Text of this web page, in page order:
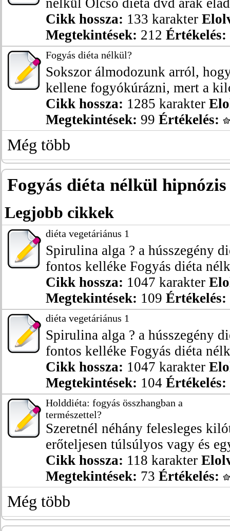
nélkül Olcsó diéta dvd árak
Cikk hossza: 133 karakter
Megtekintések: 212 Értékelés:
Fogyás diéta nélkül?
Sokszor álmodozunk arról,
kellene fogyókúrázni, mert a
Cikk hossza: 1285 karakter
Megtekintések: 99 Értékelés:
Még több
Fogyás diéta nélkül
Legjobb cikkek
diéta vegetáriánus 1
Spirulina alga ? a hússzegény
fontos kelléke Fogyás diéta
Cikk hossza: 1047 karakter
Megtekintések: 109 Értékelés:
diéta vegetáriánus 1
Spirulina alga ? a hússzegény
fontos kelléke Fogyás diéta
Cikk hossza: 1047 karakter
Megtekintések: 104 Értékelés:
Holddiéta: fogyás összhangban a
természettel?
Szeretnél néhány felesleges
erőteljesen túlsúlyos vagy és
Cikk hossza: 118 karakter
Megtekintések: 73 Értékelés:
Még több